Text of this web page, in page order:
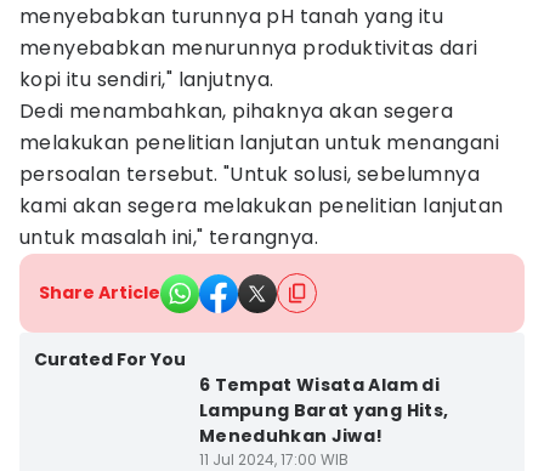
menyebabkan turunnya pH tanah yang itu
menyebabkan menurunnya produktivitas dari
kopi itu sendiri," lanjutnya.
Dedi menambahkan, pihaknya akan segera
melakukan penelitian lanjutan untuk menangani
persoalan tersebut. "Untuk solusi, sebelumnya
kami akan segera melakukan penelitian lanjutan
untuk masalah ini," terangnya.
Share Article
Curated For You
6 Tempat Wisata Alam di
Lampung Barat yang Hits,
Meneduhkan Jiwa!
11 Jul 2024, 17:00 WIB